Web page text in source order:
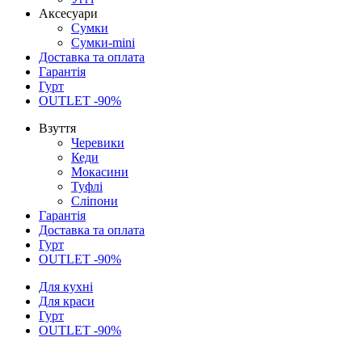
Аксесуари
Сумки
Сумки-mini
Доставка та оплата
Гарантія
Гурт
OUTLET -90%
Взуття
Черевики
Кеди
Мокасини
Туфлі
Сліпони
Гарантія
Доставка та оплата
Гурт
OUTLET -90%
Для кухні
Для краси
Гурт
OUTLET -90%